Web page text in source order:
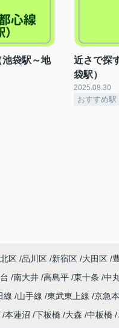
池袋駅～地
近さで探
袋駅）
2025.08.30
おすすめ駅
北区 品川区 新宿区 大田区
南大井 高島平 東十条 中
線 山手線 東武東上線 京急
本蓮沼 下板橋 大森 中板橋